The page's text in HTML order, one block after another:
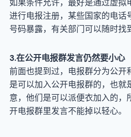
如果条件允许，最好是通过虚
进行电报注册，某些国家的电话
号码暴露，有关部门可以随时找
3.在公开电报群发言仍然要小心
前面也提到过，电报群分为公开
是可以加入公开电报群的，也就
意，他们是可以派便衣加入的，
开电报群里发言不能掉以轻心。